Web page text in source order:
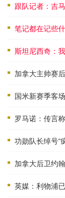
■ 跟队记者：吉马良
■ 笔记都在记些什么
■ 斯坦尼西奇：我认
■ 加拿大主帅赛后激
■ 国米新赛季客场
■ 罗马诺：传言称阿
■ 功勋队长绰号“疯马
■ 加拿大后卫约翰
■ 英媒：利物浦已放